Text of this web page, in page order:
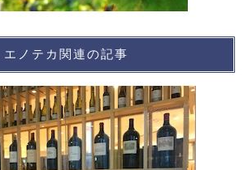
エノテカ関連の記事